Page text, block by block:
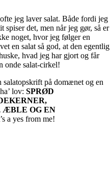
jeg laver salat. Både fordi jeg
det, men når jeg gør, så er
noget, hvor jeg følger en
en salat så god, at den egentlig
hvad jeg har gjort og får
onde salat-cirkel!
på domænet og en
lov: SPRØD
ÆBLE OG EN
a yes from me!